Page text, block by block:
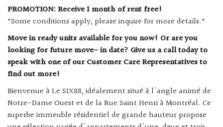
PROMOTION: Receive 1 month of rent free!
*Some conditions apply, please inquire for more details.*
Move in ready units available for you now! Or are you
looking for future move- in date? Give us a call today to
speak with one of our Customer Care Representatives to
find out more!
Bienvenue à Le SIX88, idéalement situé à l'angle animé de
Notre-Dame Ouest et de la Rue Saint Henri à Montréal. Ce
superbe immeuble résidentiel de grande hauteur propose